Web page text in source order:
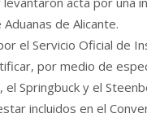
de Alicante.
el Servicio Oficial de
por medio de
Springbuck y el
incluidos en el